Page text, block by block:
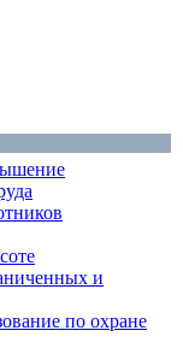
и
по охране